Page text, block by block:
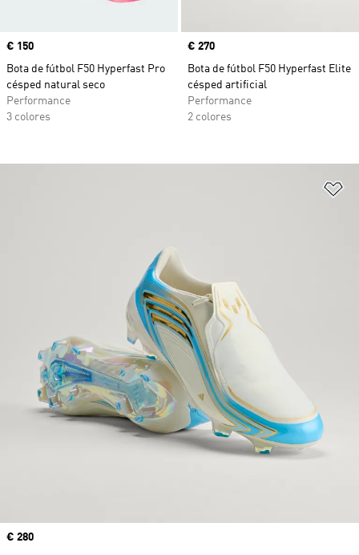
Precio
€ 150
Bota de fútbol F50 Hyperfast Pro
césped natural seco
Performance
3 colores
Precio
€ 270
Bota de fútbol F50 Hyperfast Elite
césped artificial
Performance
2 colores
Precio
€ 280